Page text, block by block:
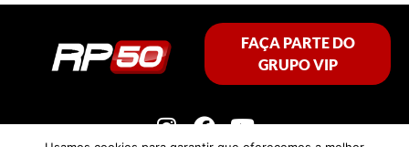
FAÇA PARTE DO
GRUPO VIP